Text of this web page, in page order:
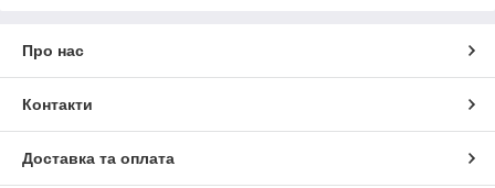
Про нас
Контакти
Доставка та оплата